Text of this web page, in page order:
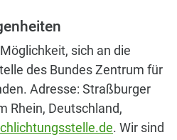
sich an die
des Bundes Zentrum für
Adresse: Straßburger
Rhein, Deutschland,
. Wir sind